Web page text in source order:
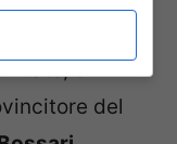
ci
del